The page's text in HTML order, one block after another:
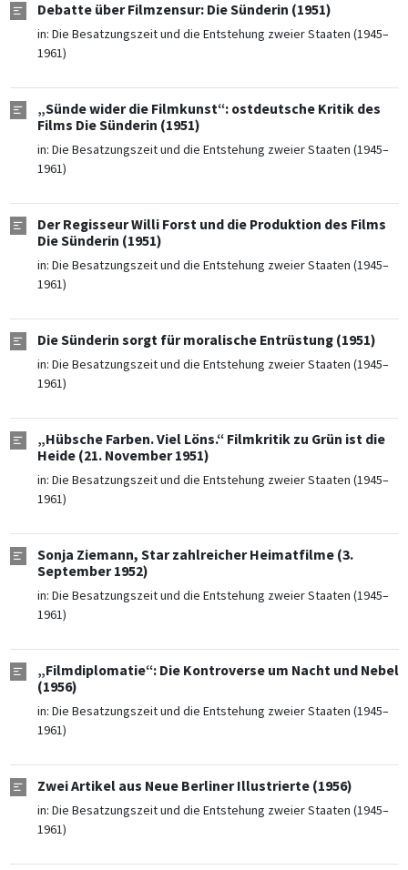
Debatte über Filmzensur: Die Sünderin (1951)
in: Die Besatzungszeit und die Entstehung zweier Staaten (1945–
1961)
„Sünde wider die Filmkunst“: ostdeutsche Kritik des
Films Die Sünderin (1951)
in: Die Besatzungszeit und die Entstehung zweier Staaten (1945–
1961)
Der Regisseur Willi Forst und die Produktion des Films
Die Sünderin (1951)
in: Die Besatzungszeit und die Entstehung zweier Staaten (1945–
1961)
Die Sünderin sorgt für moralische Entrüstung (1951)
in: Die Besatzungszeit und die Entstehung zweier Staaten (1945–
1961)
„Hübsche Farben. Viel Löns.“ Filmkritik zu Grün ist die
Heide (21. November 1951)
in: Die Besatzungszeit und die Entstehung zweier Staaten (1945–
1961)
Sonja Ziemann, Star zahlreicher Heimatfilme (3.
September 1952)
in: Die Besatzungszeit und die Entstehung zweier Staaten (1945–
1961)
„Filmdiplomatie“: Die Kontroverse um Nacht und Nebel
(1956)
in: Die Besatzungszeit und die Entstehung zweier Staaten (1945–
1961)
Zwei Artikel aus Neue Berliner Illustrierte (1956)
in: Die Besatzungszeit und die Entstehung zweier Staaten (1945–
1961)